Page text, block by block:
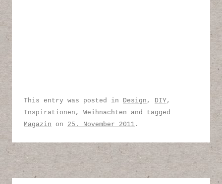
This entry was posted in Design , DIY,
Inspirationen , Weihnachten and tagged
Magazin on 25. November 2011 .